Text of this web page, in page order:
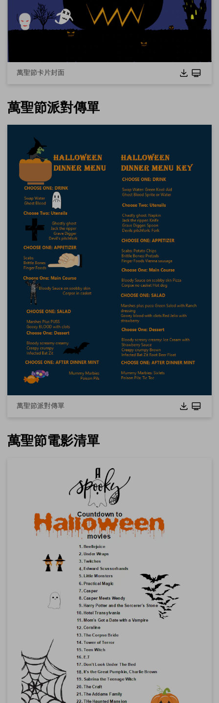
點擊下載並使用此範本。
這個eddx檔案需要在 EdrawMax 中開啟。
如果你還沒有 EdrawMax，可以從
EdrawMax 免費下載
你也可以從
EdrawMax Online 免費試用線上版
萬聖節卡片封面
萬聖節派對傳單
萬聖節派對傳單
萬聖節電影清單